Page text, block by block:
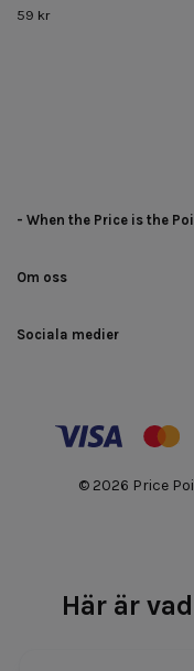
59 kr
- When the Price is the
Om oss
Sociala medier
© 2026 Price
Här är